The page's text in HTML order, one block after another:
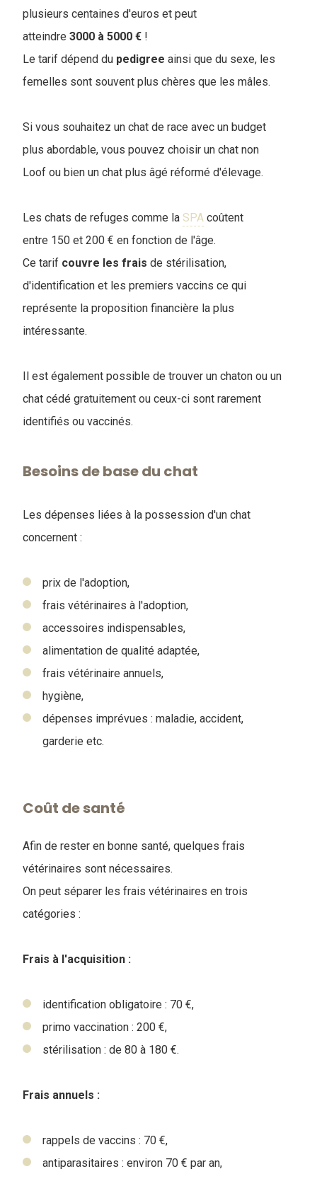
plusieurs centaines d'euros et peut
atteindre 3000 à 5000 € !
Le tarif dépend du pedigree ainsi que du sexe, les
femelles sont souvent plus chères que les mâles.
Si vous souhaitez un chat de race avec un budget
plus abordable, vous pouvez choisir un chat non
Loof ou bien un chat plus âgé réformé d'élevage.
Les chats de refuges comme la SPA coûtent
entre 150 et 200 € en fonction de l'âge.
Ce tarif couvre les frais de stérilisation,
d'identification et les premiers vaccins ce qui
représente la proposition financière la plus
intéressante.
Il est également possible de trouver un chaton ou un
chat cédé gratuitement ou ceux-ci sont rarement
identifiés ou vaccinés.
Besoins de base du chat
Les dépenses liées à la possession d'un chat
concernent :
prix de l'adoption,
frais vétérinaires à l'adoption,
accessoires indispensables,
alimentation de qualité adaptée,
frais vétérinaire annuels,
hygiène,
dépenses imprévues : maladie, accident,
garderie etc.
Coût de santé
Afin de rester en bonne santé, quelques frais
vétérinaires sont nécessaires.
On peut séparer les frais vétérinaires en trois
catégories :
Frais à l'acquisition :
identification obligatoire : 70 €,
primo vaccination : 200 €,
stérilisation : de 80 à 180 €.
Frais annuels :
rappels de vaccins : 70 €,
antiparasitaires : environ 70 € par an,